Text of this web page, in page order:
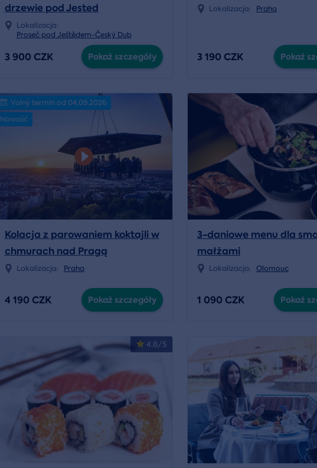
drzewie pod Jested
Lokalizacja:
Proseč pod Ještědem-Český Dub
3 900 CZK Pokaż szczegóły
Lokalizacja: Praha
3 190 CZK Pokaż
Volný termín od 04.09.2026
Nowość
Kolacja z parowaniem koktajli w
chmurach nad Pragą
Lokalizacja: Praha
4 190 CZK Pokaż szczegóły
3-daniowe menu dla
małżami
Lokalizacja: Olomouc
1 090 CZK Pokaż
4.8/5